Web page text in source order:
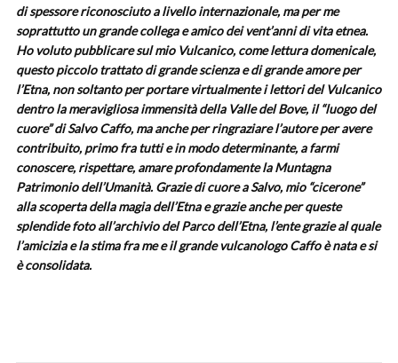
di spessore riconosciuto a livello internazionale, ma per me
soprattutto un grande collega e amico dei vent’anni di vita etnea.
Ho voluto pubblicare sul mio Vulcanico, come lettura domenicale,
questo piccolo trattato di grande scienza e di grande amore per
l’Etna, non soltanto per portare virtualmente i lettori del Vulcanico
dentro la meravigliosa immensità della Valle del Bove, il “luogo del
cuore” di Salvo Caffo, ma anche per ringraziare l’autore per avere
contribuito, primo fra tutti e in modo determinante, a farmi
conoscere, rispettare, amare profondamente la Muntagna
Patrimonio dell’Umanità. Grazie di cuore a Salvo, mio “cicerone”
alla scoperta della magia dell’Etna e grazie anche per queste
splendide foto all’archivio del Parco dell’Etna, l’ente grazie al quale
l’amicizia e la stima fra me e il grande vulcanologo Caffo è nata e si
è consolidata.